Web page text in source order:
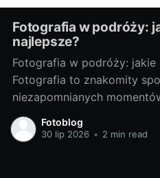
Fotografia w podróży:
najlepsze?
Fotografia w podróży: jakie
Fotografia to znakomity
niezapomnianych
sprzęt fotograficzny to
doskonałych zdjęć. Poniżej
Fotoblog
30 lip 2026 • 2 min read